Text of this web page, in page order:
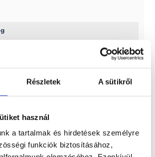
Részletek A sütikről
használ
a tartalmak és hirdetések személyre
funkciók biztosításához,
a szállítási költséget! 7 méterig
7 méter fölött pedig 3.000 euro + ÁFA a
további információkat az alábbi